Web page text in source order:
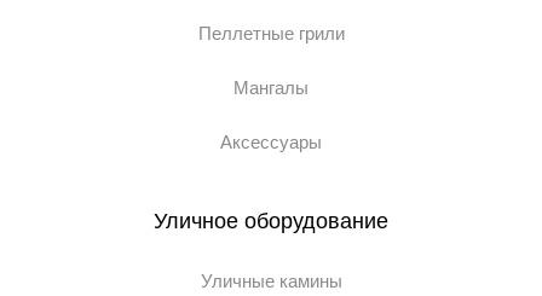
Пеллетные грили
Мангалы
Аксессуары
Уличное оборудование
Уличные камины